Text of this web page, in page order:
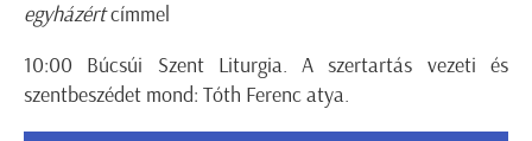
egyházértcímmel
10:00 Búcsúi Szent Liturgia. A szertartás vezeti és
szentbeszédet mond: Tóth Ferenc atya.